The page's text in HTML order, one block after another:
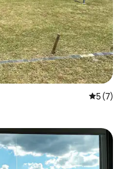
5 (7)